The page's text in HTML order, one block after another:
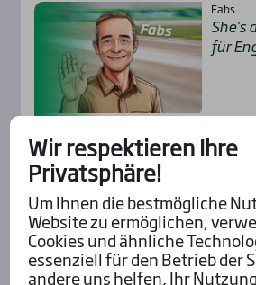
Fabs
She’s
für
Alexander
Pie­ce
Wir respektieren Ihre
Privatsphäre!
Um Ihnen die bestmögliche
Website zu ermöglichen,
Cookies und ähnliche
essenziell für den Betrieb der
andere uns helfen, Ihr